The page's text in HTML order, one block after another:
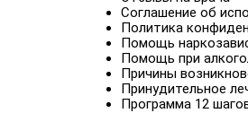
Соглашение об
Политика
Помощь
Помощь при
Причины
Принудительное
Программа 12